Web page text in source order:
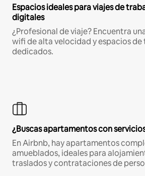
Espacios ideales para viajes de
digitales
¿Profesional de viaje? Encuentra
wifi de alta velocidad y espacios
dedicados.
¿Buscas apartamentos con
En Airbnb, hay apartamentos
amueblados, ideales para
traslados y contrataciones de